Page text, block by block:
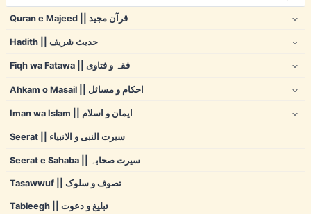
Quran e Majeed || قرآن مجید
Hadith || حدیث شریف
Fiqh wa Fatawa || فقہ و فتاوی
Ahkam o Masail || احکام و مسائل
Iman wa Islam || ایمان و اسلام
Seerat || سیرت النبی و الانبیاء
Seerat e Sahaba || سیرت صحابہ
Tasawwuf || تصوف و سلوک
Tableegh || تبلیغ و دعوت